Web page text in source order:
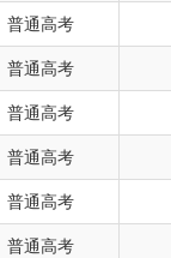
普通高考
普通高考
普通高考
普通高考
普通高考
普通高考